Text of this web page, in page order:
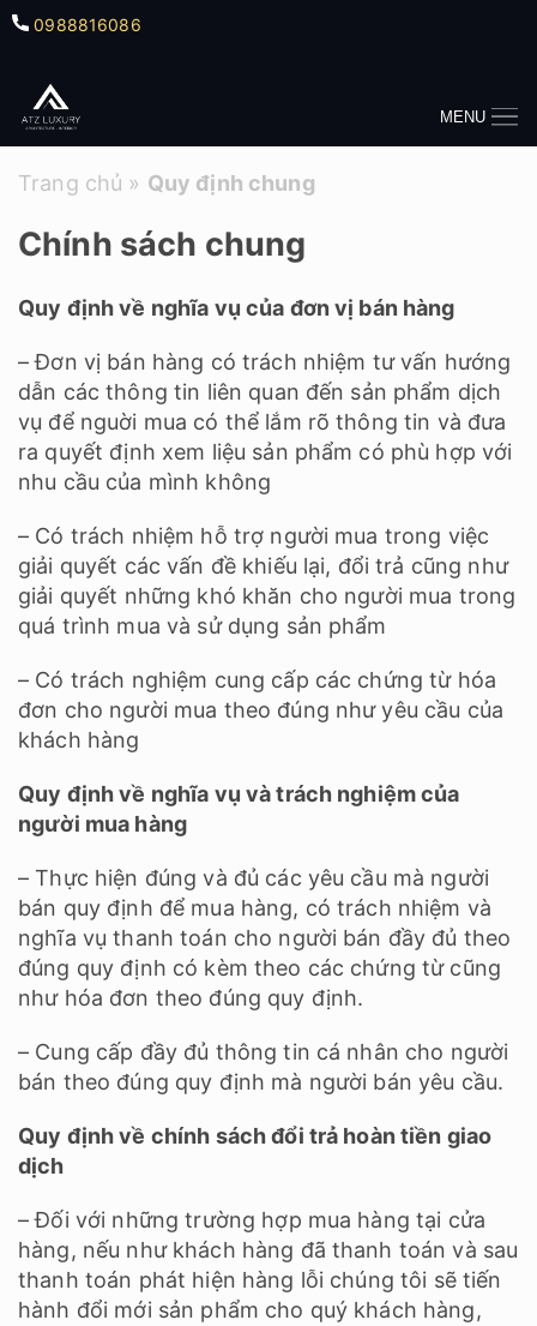
0988816086
MENU
Trang chủ » Quy định chung
Chính sách chung
Quy định về nghĩa vụ của đơn vị bán hàng
– Đơn vị bán hàng có trách nhiệm tư vấn hướng
dẫn các thông tin liên quan đến sản phẩm dịch
vụ để nguời mua có thể lắm rõ thông tin và đưa
ra quyết định xem liệu sản phẩm có phù hợp với
nhu cầu của mình không
– Có trách nhiệm hỗ trợ người mua trong việc
giải quyết các vấn đề khiếu lại, đổi trả cũng như
giải quyết những khó khăn cho người mua trong
quá trình mua và sử dụng sản phẩm
– Có trách nghiệm cung cấp các chứng từ hóa
đơn cho người mua theo đúng như yêu cầu của
khách hàng
Quy định về nghĩa vụ và trách nghiệm của
người mua hàng
– Thực hiện đúng và đủ các yêu cầu mà người
bán quy định để mua hàng, có trách nhiệm và
nghĩa vụ thanh toán cho người bán đầy đủ theo
đúng quy định có kèm theo các chứng từ cũng
như hóa đơn theo đúng quy định.
– Cung cấp đầy đủ thông tin cá nhân cho người
bán theo đúng quy định mà người bán yêu cầu.
Quy định về chính sách đổi trả hoàn tiền giao
dịch
– Đối với những trường hợp mua hàng tại cửa
hàng, nếu như khách hàng đã thanh toán và sau
thanh toán phát hiện hàng lỗi chúng tôi sẽ tiến
hành đổi mới sản phẩm cho quý khách hàng,